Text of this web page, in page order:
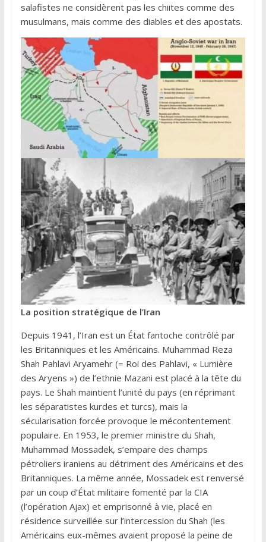
salafistes ne considèrent pas les chiites comme des
musulmans, mais comme des diables et des apostats.
La position stratégique de l’Iran
Depuis 1941, l’Iran est un État fantoche contrôlé par
les Britanniques et les Américains. Muhammad Reza
Shah Pahlavi Aryamehr (= Roi des Pahlavi, « Lumière
des Aryens ») de l’ethnie Mazani est placé à la tête du
pays. Le Shah maintient l’unité du pays (en réprimant
les séparatistes kurdes et turcs), mais la
sécularisation forcée provoque le mécontentement
populaire. En 1953, le premier ministre du Shah,
Muhammad Mossadek, s’empare des champs
pétroliers iraniens au détriment des Américains et des
Britanniques. La même année, Mossadek est renversé
par un coup d’État militaire fomenté par la CIA
(l’opération Ajax) et emprisonné à vie, placé en
résidence surveillée sur l’intercession du Shah (les
Américains eux-mêmes avaient proposé la peine de